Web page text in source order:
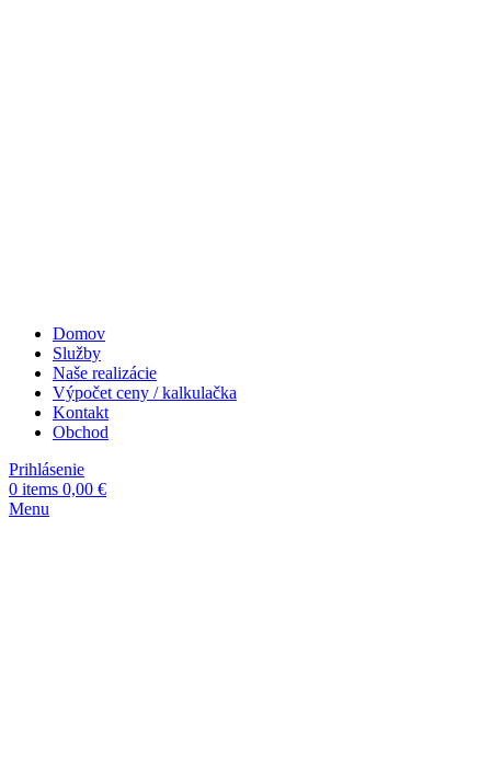
Domov
Služby
Naše realizácie
Výpočet ceny / kalkulačka
Kontakt
Obchod
Prihlásenie
0 items 0,00 €
Menu